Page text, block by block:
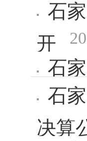
石
开
石
开石
决算